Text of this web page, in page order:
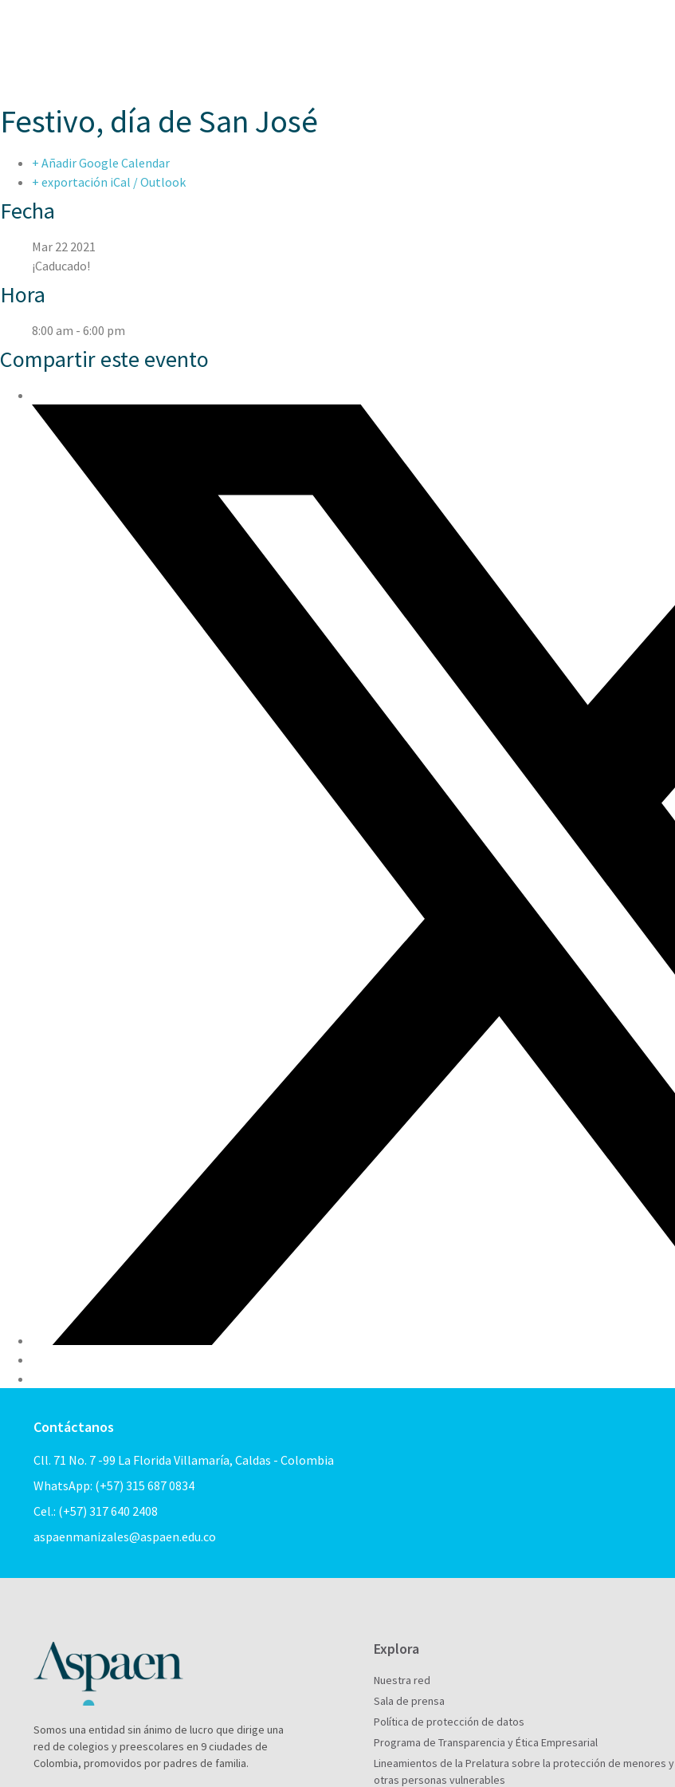
Festivo, día de San José
+ Añadir Google Calendar
+ exportación iCal / Outlook
Fecha
Mar 22 2021
¡Caducado!
Hora
8:00 am - 6:00 pm
Compartir este evento
Contáctanos
Cll. 71 No. 7 -99 La Florida Villamaría, Caldas - Colombia
WhatsApp: (+57) 315 687 0834
Cel.: (+57) 317 640 2408
aspaenmanizales@aspaen.edu.co
Somos una entidad sin ánimo de lucro que dirige una
red de colegios y preescolares en 9 ciudades de
Colombia, promovidos por padres de familia.
Explora
Nuestra red
Sala de prensa
Política de protección de datos
Programa de Transparencia y Ética Empresarial
Lineamientos de la Prelatura sobre la protección de menores y
otras personas vulnerables